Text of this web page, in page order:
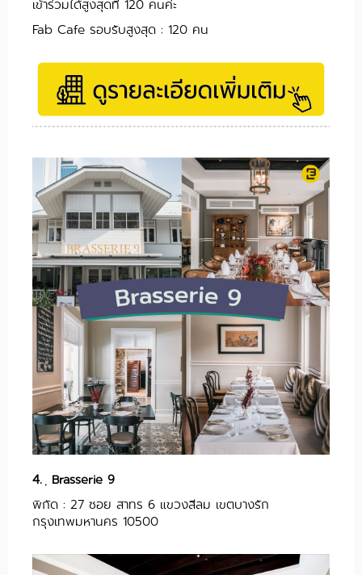
เข้าร่วมได้สูงสุดที่ 120 คนค่ะ
Fab Cafe รอบรับสูงสุด : 120 คน
4. ฺ Brasserie 9
พิกัด : 27 ซอย สาทร 6 แขวงสีลม เขตบางรัก
กรุงเทพมหานคร 10500